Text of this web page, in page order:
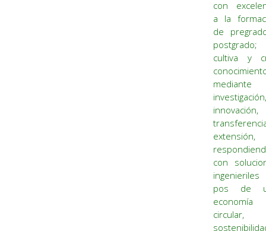
con
a la
de
postgrado;
cultiva y
investigación,
innovación,
extensión,
con
pos de
economía
circular,